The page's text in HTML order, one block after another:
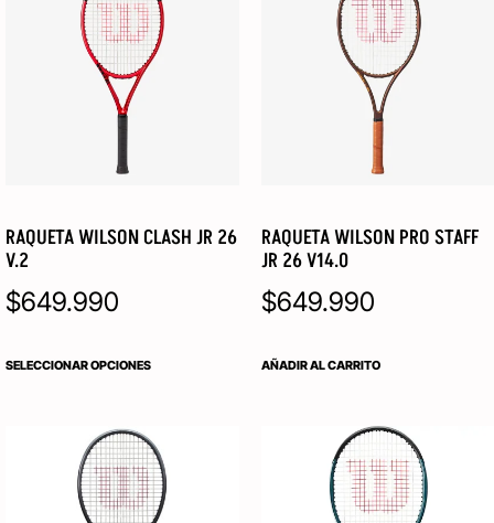
RAQUETA WILSON CLASH JR 26
V.2
$649.990
SELECCIONAR OPCIONES
RAQUETA WILSON PRO STAFF
JR 26 V14.0
$649.990
AÑADIR AL CARRITO